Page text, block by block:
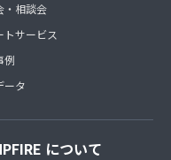
・相談会
トサービス
例
ータ
について